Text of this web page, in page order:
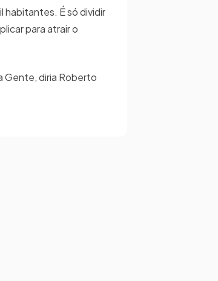
habitantes. É só dividir
para atrair o
Gente, diria Roberto